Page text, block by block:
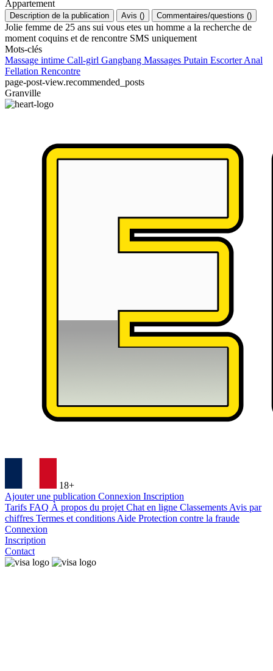
Appartement
Description de la publication Avis () Commentaires/questions ()
Jolie femme de 25 ans sui vous etes un homme a la recherche de
moment coquins et de rencontre SMS uniquement
Mots-clés
Massage intime Call-girl Gangbang Massages Putain EscorterAnal
Fellation Rencontre
page-post-view.recommended_posts
Granville
18+
Ajouter une publication Connexion Inscription
Tarifs FAQ À propos du projet Chat en ligne Classements Avis par
chiffres Termes et conditions Aide Protection contre la fraude
Connexion
Inscription
Contact